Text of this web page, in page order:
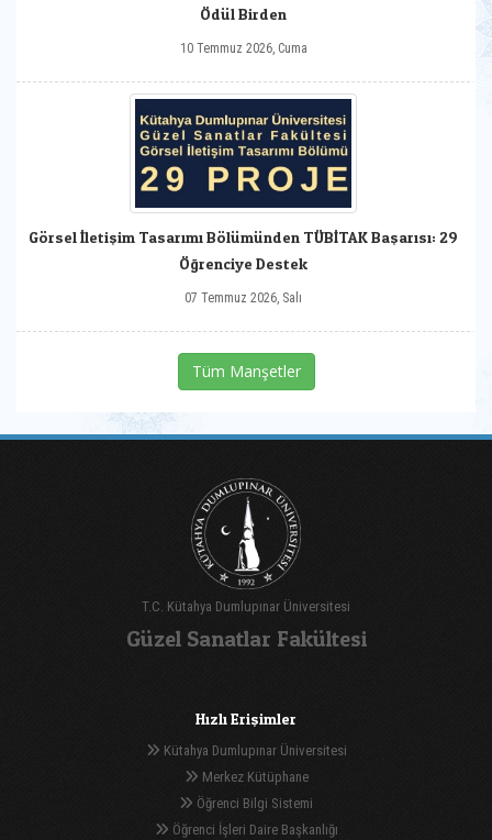
Ödül Birden
10 Temmuz 2026, Cuma
Görsel İletişim Tasarımı Bölümünden TÜBİTAK Başarısı: 29
Öğrenciye Destek
07 Temmuz 2026, Salı
Tüm Manşetler
T.C. Kütahya Dumlupınar Üniversitesi
Güzel Sanatlar Fakültesi
Hızlı Erişimler
Kütahya Dumlupınar Üniversitesi
Merkez Kütüphane
Öğrenci Bilgi Sistemi
Öğrenci İşleri Daire Başkanlığı